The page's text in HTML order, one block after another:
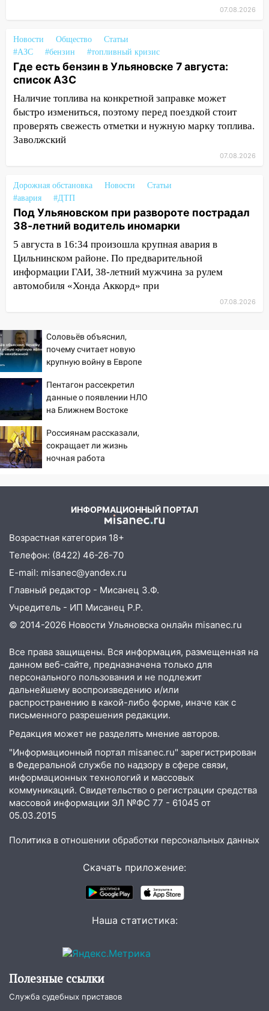
13:30
В Ульяновске транспортные
полицейские проведут акцию «Час
пассажира»
13:20
обокрали женщину на пляже и
подростка в сквере
13:01 В Димитровграде мужчина
выбросил из машины страйкбольную
12:34 На Ульяновскую область
надвигается сильнейшая непогода: град
и шквал до 27 м/с
12:31
Ульяновец хотел купить иномарку
из Европы и потерял 760 тысяч рублей
12:20 В Чердаклинском районе
столкнулись «Лада» и Chevrolet:
августа: список АЗС
11:50
Заснул рядом с ребёнком и
случайно задушил его: суд вынес
приговор
11:38
В Ленинском районе пожар
полностью уничтожил дачный дом и
сарай
11:38
В Госдуме предложили отменить
ЕГЭ с 2027 года
11:25 В Ульяновске ИИ будет выявлять
площадках
11:20 Ульяновская шахматистка
Валерия Клейменова выиграла два
золота в составе сборной мира
11:16 В Ульяновске открыли памятную
доску декабристу Кондратию Рылееву
10:40 В Ульяновске спасатели ночью
садах 79-летнего мужчину
10:26 На нескольких улицах Ульяновска
временно отключили холодную воду
10:14 В Ульяновске двоих участников
коррупционной схемы при ЦГКБ
отправили в колонию на 7 и 8 лет
09:52 Ночью беспилотники сбили над
соседними Татарстаном и Саратовской
областью
09:41
Диана Шурыгина уверовала в
Бога в СИЗО
09:35
В Ульяновске директора фирмы
Подросток на питбайке сбил
велосипедистку: пострадали двое
Жара возвращается: ожидается
Под Ульяновском при развороте
иномарки
05:00 «Каждая пятая женщина и каждый
07.08.2026
Новости Общество
Статьи
#АЗС
#бензин #топливный кризис
Где есть бензин в Ульяновске 7 августа:
список АЗС
Наличие топлива на конкретной заправке может
быстро измениться, поэтому перед поездкой стоит
проверять свежесть отметки и нужную марку топлива.
Заволжский
07.08.2026
Дорожная обстановка Новости
Статьи
#авария
#ДТП
Под Ульяновском при развороте пострадал
38-летний водитель иномарки
5 августа в 16:34 произошла крупная авария в
Цильнинском районе. По предварительной
информации ГАИ, 38-летний мужчина за рулем
автомобиля «Хонда Аккорд» при
07.08.2026
Соловьёв объяснил,
почему считает новую
крупную войну в Европе
Пентагон рассекретил
данные о появлении НЛО
на Ближнем Востоке
Россиянам рассказали,
сокращает ли жизнь
ночная работа
ИНФОРМАЦИОННЫЙ ПОРТАЛ
Возрастная категория 18+
Телефон: (8422) 46-26-70
E-mail: misanec@yandex.ru
Главный редактор - Мисанец З.Ф.
Учредитель - ИП Мисанец Р.Р.
© 2014-2026 Новости Ульяновска онлайн misanec.ru
Все права защищены. Вся информация, размещенная на
данном веб-сайте, предназначена только для
персонального пользования и не подлежит
дальнейшему воспроизведению и/или
распространению в какой-либо форме, иначе как с
письменного разрешения редакции.
Редакция может не разделять мнение авторов.
"Информационный портал misanec.ru" зарегистрирован
в Федеральной службе по надзору в сфере связи,
информационных технологий и массовых
коммуникаций. Свидетельство о регистрации средства
массовой информации ЭЛ №ФС 77 - 61045 от
05.03.2015
Политика в отношении обработки персональных данных
Скачать приложение:
Наша статистика:
Полезные ссылки
Служба судебных приставов